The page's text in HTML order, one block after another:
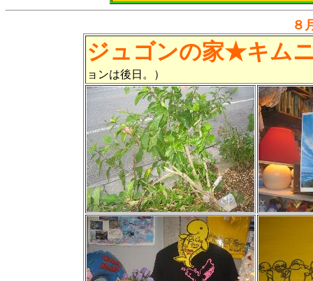
８
ジュゴンの家★キム
ョンは後日。）